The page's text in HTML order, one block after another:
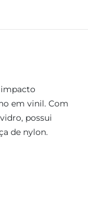
em vinil. Com
possui
de nylon.